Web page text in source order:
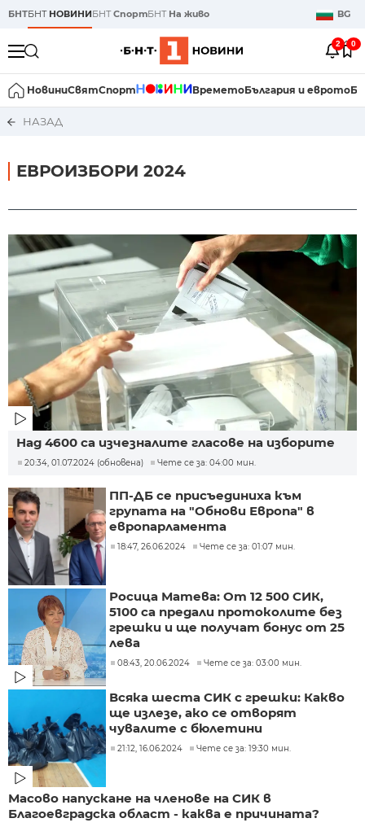
БНТБНТ НОВИНИБНТСпортБНТ На живо BG
2 0
НовиниСвятСпорт ВреметоБългария и еврото
НАЗАД
ЕВРОИЗБОРИ 2024
Над 4600 са изчезналите гласове на изборите
20:34, 01.07.2024 (обновена) Чете се за: 04:00 мин.
ПП-ДБ се присъединиха към
групата на "Обнови Европа" в
европарламента
18:47, 26.06.2024 Чете се за: 01:07 мин.
Росица Матева: От 12 500 СИК,
5100 са предали протоколите без
грешки и ще получат бонус от 25
лева
08:43, 20.06.2024 Чете се за: 03:00 мин.
Всяка шеста СИК с грешки: Какво
ще излезе, ако се отворят
чувалите с бюлетини
21:12, 16.06.2024 Чете се за: 19:30 мин.
Масово напускане на членове на СИК в
Благоевградска област - каква е причината?